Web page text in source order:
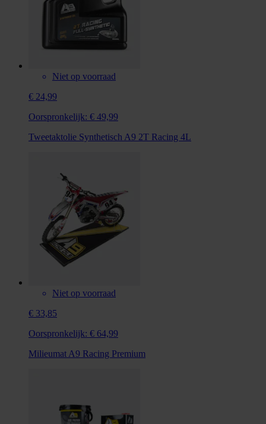
Niet op voorraad
€ 24,99
Oorspronkelijk: € 49,99
Tweetaktolie Synthetisch A9 2T Racing 4L
Niet op voorraad
€ 33,85
Oorspronkelijk: € 64,99
Milieumat A9 Racing Premium